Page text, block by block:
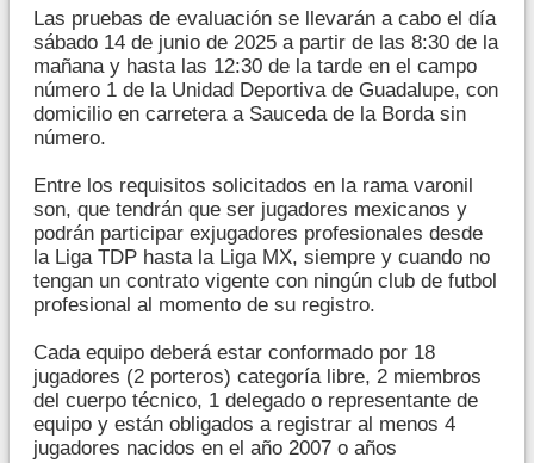
Las pruebas de evaluación se llevarán a cabo el día
sábado 14 de junio de 2025 a partir de las 8:30 de la
mañana y hasta las 12:30 de la tarde en el campo
número 1 de la Unidad Deportiva de Guadalupe, con
domicilio en carretera a Sauceda de la Borda sin
número.
Entre los requisitos solicitados en la rama varonil
son, que tendrán que ser jugadores mexicanos y
podrán participar exjugadores profesionales desde
la Liga TDP hasta la Liga MX, siempre y cuando no
tengan un contrato vigente con ningún club de futbol
profesional al momento de su registro.
Cada equipo deberá estar conformado por 18
jugadores (2 porteros) categoría libre, 2 miembros
del cuerpo técnico, 1 delegado o representante de
equipo y están obligados a registrar al menos 4
jugadores nacidos en el año 2007 o años